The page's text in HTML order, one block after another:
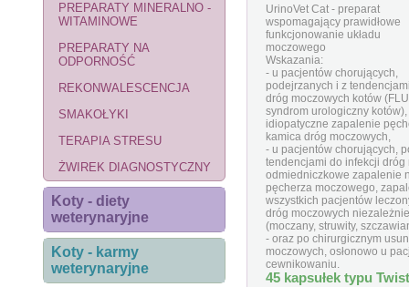
PREPARATY MINERALNO -
WITAMINOWE
PREPARATY NA
ODPORNOŚĆ
REKONWALESCENCJA
SMAKOŁYKI
TERAPIA STRESU
ŻWIREK DIAGNOSTYCZNY
Koty - diety
weterynaryjne
Koty - karmy
weterynaryjne
UrinoVet Cat - preparat
wspomagający prawidłowe
funkcjonowanie układu
moczowego
Wskazania:
- u pacjentów chorujących,
podejrzanych i z
dróg moczowych kotów
syndrom urologiczny kotów),
idiopatyczne zapalenie
kamica dróg moczowych,
- u pacjentów chorujących,
tendencjami do infekcji dróg
odmiedniczkowe zapalenie
pęcherza moczowego,
wszystkich pacjentów
dróg moczowych
(moczany, struwity,
- oraz po chirurgicznym
moczowych, osłonowo u
cewnikowaniu.
45 kapsułek typu